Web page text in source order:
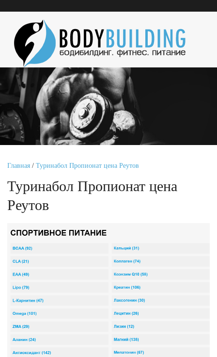
Главная / Туринабол Пропионат цена Реутов
Туринабол Пропионат цена
Реутов